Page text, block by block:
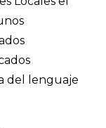
del lenguaje